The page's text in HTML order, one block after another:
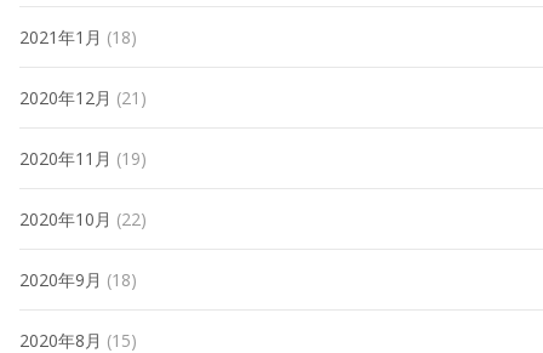
2021年1月 (18)
2020年12月 (21)
2020年11月 (19)
2020年10月 (22)
2020年9月 (18)
2020年8月 (15)